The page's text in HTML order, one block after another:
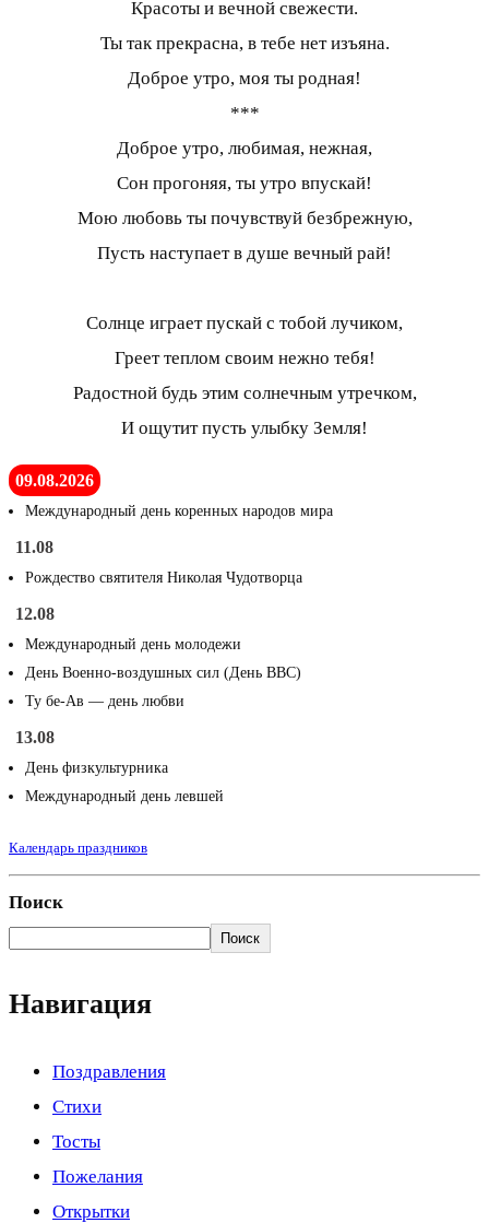
Красоты и вечной свежести.
Ты так прекрасна, в тебе нет изъяна.
Доброе утро, моя ты родная!
***
Доброе утро, любимая, нежная,
Сон прогоняя, ты утро впускай!
Мою любовь ты почувствуй безбрежную,
Пусть наступает в душе вечный рай!
Солнце играет пускай с тобой лучиком,
Греет теплом своим нежно тебя!
Радостной будь этим солнечным утречком,
И ощутит пусть улыбку Земля!
09.08.2026
Международный день коренных народов мира
11.08
Рождество святителя Николая Чудотворца
12.08
Международный день молодежи
День Военно-воздушных сил (День ВВС)
Ту бе-Ав — день любви
13.08
День физкультурника
Международный день левшей
Календарь праздников
Поиск
Поиск
Навигация
Поздравления
Стихи
Тосты
Пожелания
Открытки